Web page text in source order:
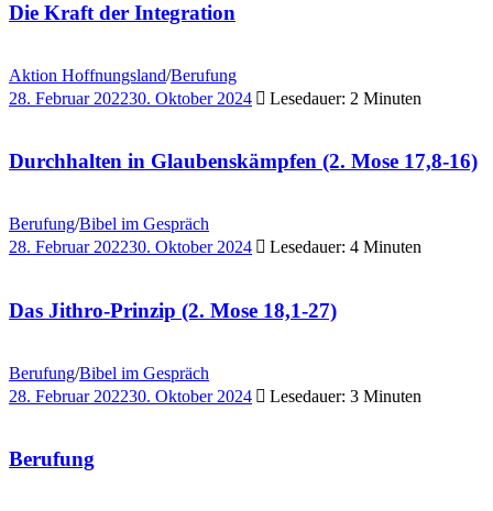
Die Kraft der Integration
Aktion Hoffnungsland/Berufung
28. Februar 202230. Oktober 2024 Lesedauer: 2 Minuten
Durchhalten in Glaubenskämpfen (2. Mose 17,8-16)
Berufung/Bibel im Gespräch
28. Februar 202230. Oktober 2024 Lesedauer: 4 Minuten
Das Jithro-Prinzip (2. Mose 18,1-27)
Berufung/Bibel im Gespräch
28. Februar 202230. Oktober 2024 Lesedauer: 3 Minuten
Berufung